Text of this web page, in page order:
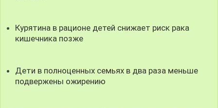
Курятина в рационе детей снижает риск рака
кишечника позже
Дети в полноценных семьях в два раза меньше
подвержены ожирению